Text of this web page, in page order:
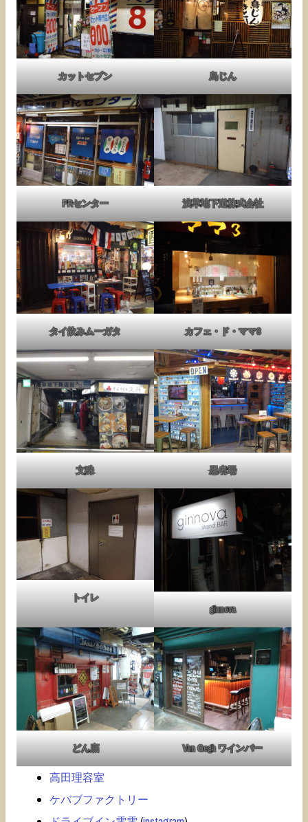
カットセブン 鳥じん
PRセンター 浅草地下道株式会社
タイ飲みムーガタ カフェ・ド・ママ3
文殊 忍者場
トイレ
ginnova
どん底 Van Gogh ワインバー
高田理容室
ケバブファクトリー